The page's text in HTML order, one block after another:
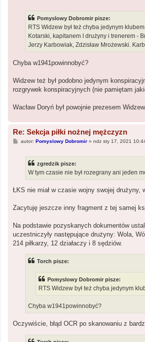
Pomyslowy Dobromir pisze:
RTS Widzew był też chyba jedynym
Kotarski, kapitanem I drużyny i trenerem -
Jerzy Karbowiak, Zdzisław Mrożewski.
Chyba w1941powinnobyć?
Widzew też był podobno jedynym
rozgrywek konspiracyjnych (nie pamiętam
Wacław Doryń był powojnie prezesem
Re: Sekcja piłki nożnej mężczyzn
Pautor: Pomyslowy Dobromir» ndz sty 17, 2021
zgredzik pisze:
W tym czasie nie był rozegrany ani jeden
ŁKS nie miał w czasie wojny swojej drużyny,
Zacytuję jeszcze inny fragment z tej samej
Na podstawie pozyskanych dokumentów
uczestniczyły następujące drużyny: Wola,
214 piłkarzy, 12 działaczy i 8 sędziów.
Torch pisze:
Pomyslowy Dobromir pisze:
RTS Widzew był też chyba jedynym
Chyba w1941powinnobyć?
Oczywiście, błąd OCR po skanowaniu z